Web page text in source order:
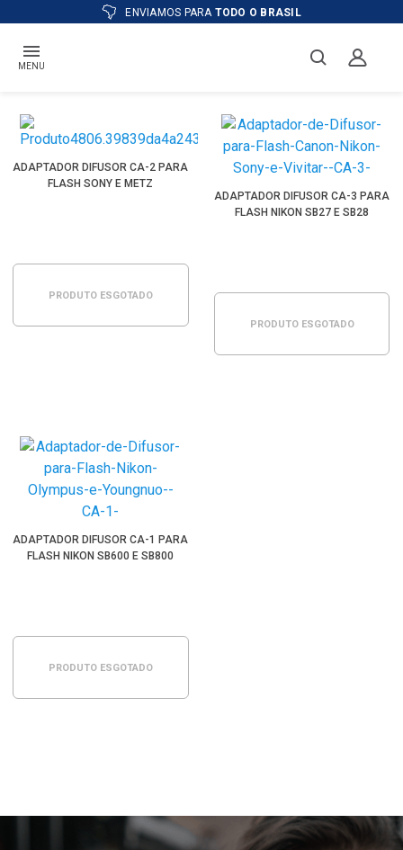
ENVIAMOS PARA TODO O BRASIL
MENU
ADAPTADOR DIFUSOR CA-2 PARA
FLASH SONY E METZ
PRODUTO ESGOTADO
ADAPTADOR DIFUSOR CA-3 PARA
FLASH NIKON SB27 E SB28
PRODUTO ESGOTADO
ADAPTADOR DIFUSOR CA-1 PARA
FLASH NIKON SB600 E SB800
PRODUTO ESGOTADO